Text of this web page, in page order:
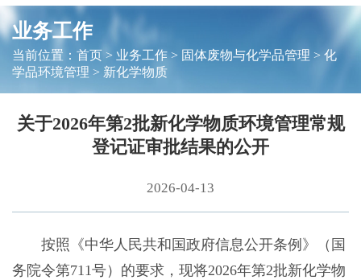
业务工作
当前位置： 首页> 业务工作> 固体废物与化学品管理 > 化
学品环境管理 > 新化学物质
关于2026年第2批新化学物质环境管理常规
登记证审批结果的公开
2026-04-13
按照《中华人民共和国政府信息公开条例》（国
务院令第711号）的要求，现将2026年第2批新化学物